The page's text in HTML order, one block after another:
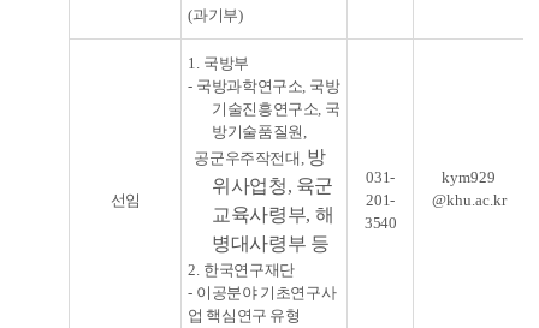
(과기부)
선임
1. 국방부
- 국방과학연구소, 국방
기술진흥연구소, 국
방기술품질원 ,
공군우주작전대, 방
위사업청, 육군
교육사령부,해
병대사령부 등
2. 한국연구재단
- 이공분야 기초연구사
업 핵심연구 유형
031-
201-
3540
kym929
@khu.ac.kr